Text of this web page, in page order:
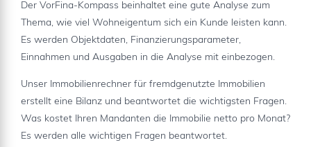
Der VorFina-Kompass beinhaltet eine gute Analyse zum
Thema, wie viel Wohneigentum sich ein Kunde leisten kann.
Es werden Objektdaten, Finanzierungsparameter,
Einnahmen und Ausgaben in die Analyse mit einbezogen.
Unser Immobilienrechner für fremdgenutzte Immobilien
erstellt eine Bilanz und beantwortet die wichtigsten Fragen.
Was kostet Ihren Mandanten die Immobilie netto pro Monat?
Es werden alle wichtigen Fragen beantwortet.